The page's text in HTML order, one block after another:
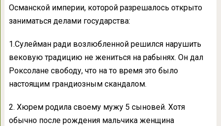
Османской империи, которой разрешалось открыто
заниматься делами государства:
1.Сулейман ради возлюбленной решился нарушить
вековую традицию не жениться на рабынях. Он дал
Роксолане свободу, что на то время это было
настоящим грандиозным скандалом.
2. Хюрем родила своему мужу 5 сыновей. Хотя
обычно после рождения мальчика женщина